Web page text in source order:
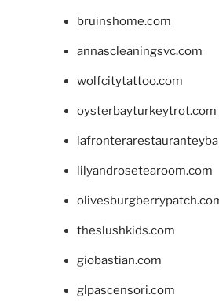
bruinshome.com
annascleaningsvc.com
wolfcitytattoo.com
oysterbayturkeytrot.com
lilyandrosetearoom.com
theslushkids.com
giobastian.com
glpascensori.com